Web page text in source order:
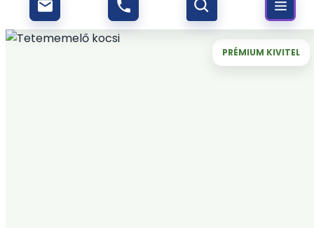
PRÉMIUM KIVITEL